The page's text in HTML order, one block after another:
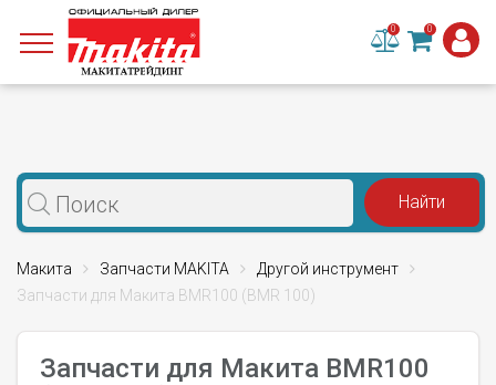
0 0
Макита Запчасти MAKITA
Другой инструмент
Запчасти для Макита BMR100 (BMR 100)
Запчасти для Макита BMR100